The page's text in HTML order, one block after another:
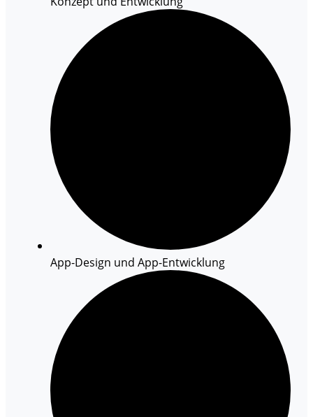
App-Design und App-Entwicklung